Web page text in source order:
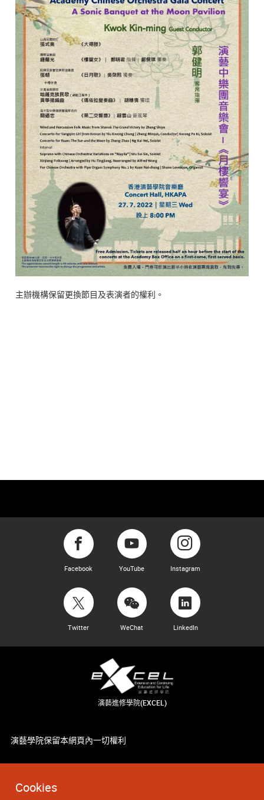
Cookies
主辦機構保留更換節目及表演者的權利。
Facebook YouTube Instagram
Twitter WeChat LinkedIn
演藝進修學院(EXCEL)
演藝學院保留本網頁內一切權利